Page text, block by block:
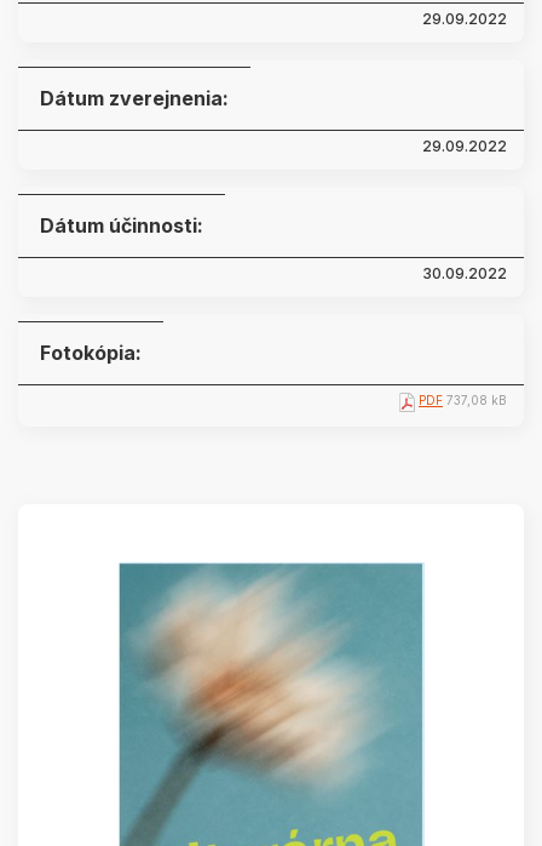
29.09.2022
Dátum zverejnenia:
29.09.2022
Dátum účinnosti:
30.09.2022
Fotokópia:
PDF 737,08 kB